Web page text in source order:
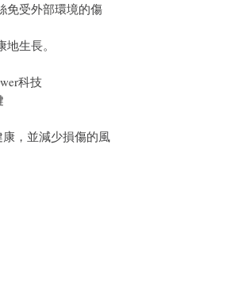
免受外部環境的傷
生長。
科技
，並減少損傷的風